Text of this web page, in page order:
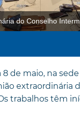
do Conselho
8 de maio, na
extraordinária
trabalhos têm